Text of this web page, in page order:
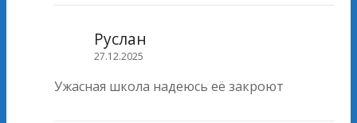
Руслан
27.12.2025
Ужасная школа надеюсь её закроют